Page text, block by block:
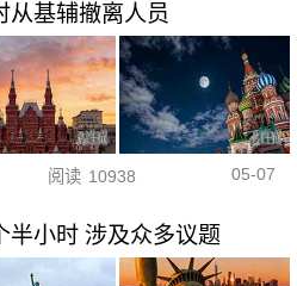
从基辅撤离人员
阅读 10938 05-07
半小时 涉及众多议题